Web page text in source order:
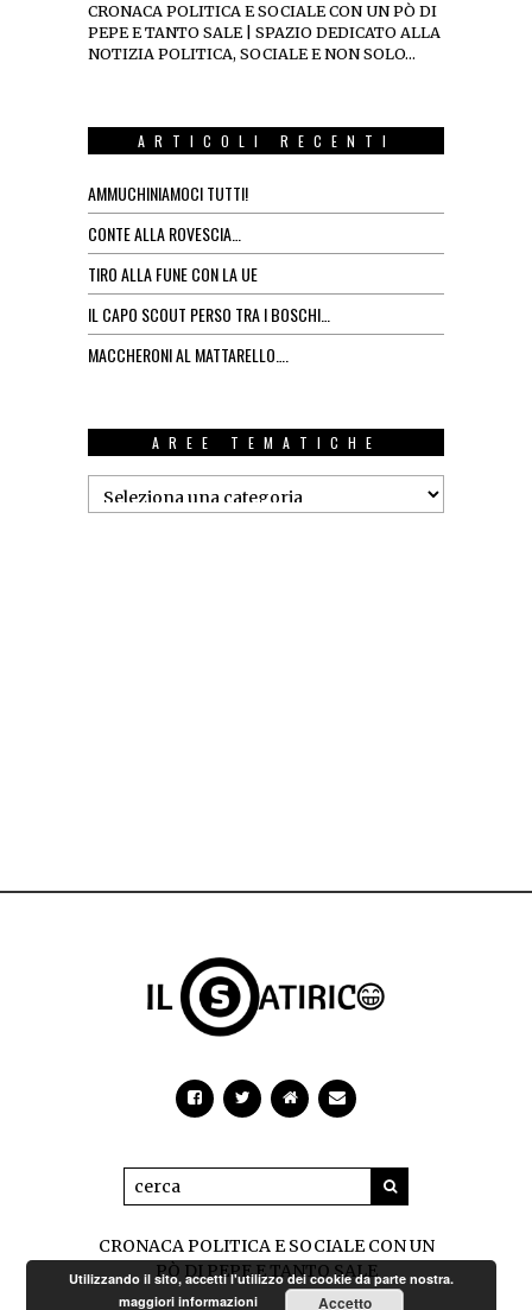
CRONACA POLITICA E SOCIALE CON UN PÒ DI
PEPE E TANTO SALE | SPAZIO DEDICATO ALLA
NOTIZIA POLITICA, SOCIALE E NON SOLO…
ARTICOLI RECENTI
AMMUCHINIAMOCI TUTTI!
CONTE ALLA ROVESCIA…
TIRO ALLA FUNE CON LA UE
IL CAPO SCOUT PERSO TRA I BOSCHI…
MACCHERONI AL MATTARELLO….
AREE TEMATICHE
CRONACA POLITICA E SOCIALE CON UN
PÒ DI PEPE E TANTO SALE
Utilizzando il sito, accetti l'utilizzo dei cookie da parte nostra.
maggiori informazioni
Accetto